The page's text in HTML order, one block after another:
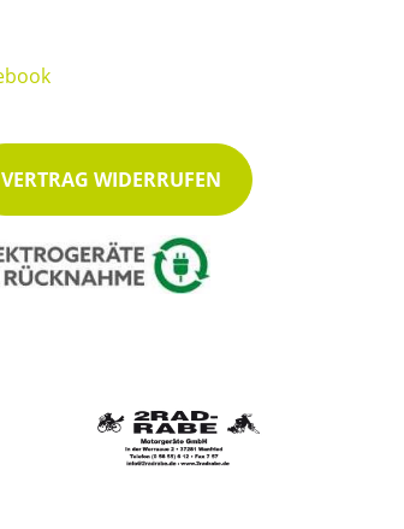
VERTRAG WIDERRUFEN